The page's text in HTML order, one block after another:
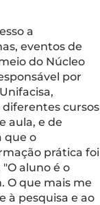
a
eventos de
do Núcleo
por
cursos
aula, e de
que o
prática foi
aluno é o
O que mais me
à pesquisa e ao